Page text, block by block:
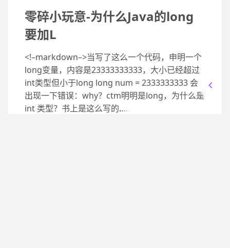
零碎小玩意-为什么Java的long
要加L
<!–markdown–>当写了这么一个代码，申明一个
long变量，内容是23333333333，大小已经超过
int类型但小于long long num = 2333333333 会
出现一下错误：why？ctm明明是long，为什么是
int 类型？书上是这么写的…..